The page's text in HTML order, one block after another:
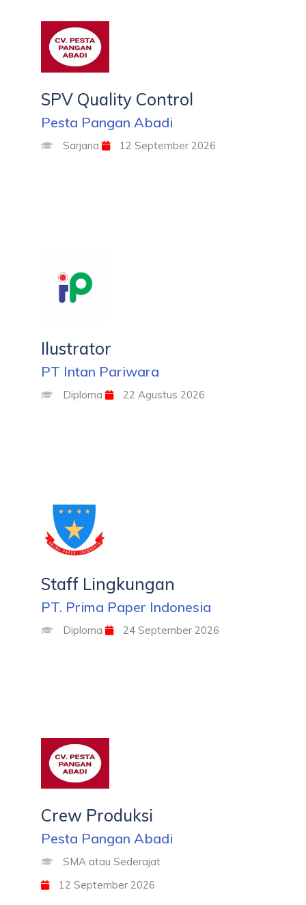
SPV Quality Control
Pesta Pangan Abadi
Sarjana 12 September 2026
Ilustrator
PT Intan Pariwara
Diploma 22 Agustus 2026
Staff Lingkungan
PT. Prima Paper Indonesia
Diploma 24 September 2026
Crew Produksi
Pesta Pangan Abadi
SMA atau Sederajat
12 September 2026